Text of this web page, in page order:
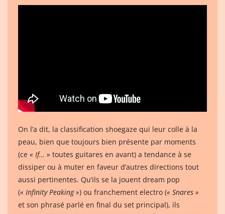
On l’a dit, la classification shoegaze qui leur colle à la
peau, bien que toujours bien présente par moments
(ce « If… » toutes guitares en avant) a tendance à se
dissiper ou à muter en faveur d’autres directions tout
aussi pertinentes. Qu’ils se la jouent dream pop
(« Infinity Peaking ») ou franchement electro (« Snares »
et son phrasé parlé en final du set principal), ils